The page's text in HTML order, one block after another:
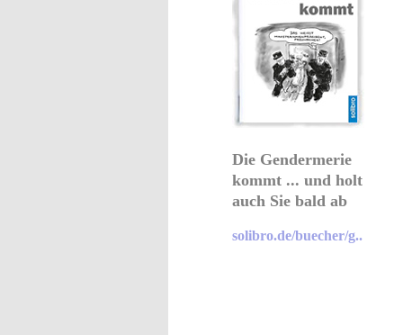
Die Gendermerie
kommt ... und holt
auch Sie bald ab
solibro.de/buecher/g..